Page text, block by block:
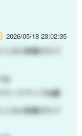
2026/05/18 23:02:35